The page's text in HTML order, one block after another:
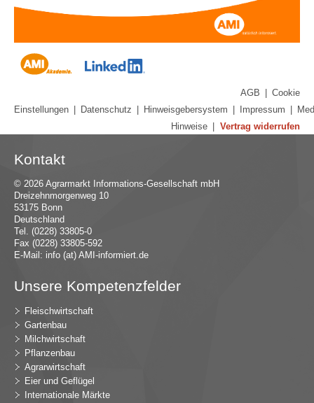
AGB
Cookie
Einstellungen
Datenschutz Hinweisgebersystem Impressum
Hinweise
Vertrag widerrufen
Kontakt
© 2026 Agrarmarkt Informations-Gesellschaft mbH
Dreizehnmorgenweg 10
53175 Bonn
Deutschland
Tel. (0228) 33805-0
Fax (0228) 33805-592
E-Mail: info (at) AMI-informiert.de
Unsere Kompetenzfelder
Fleischwirtschaft
Gartenbau
Milchwirtschaft
Pflanzenbau
Agrarwirtschaft
Eier und Geflügel
Internationale Märkte